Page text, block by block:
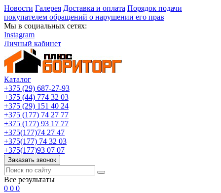
Новости Галерея Доставка и оплата Порядок подачи
покупателем обращений о нарушении его прав
Мы в социальных сетях:
Instagram
Личный кабинет
Каталог
+375 (29) 687-27-93
+375 (44) 774 32 03
+375 (29) 151 40 24
+375 (177) 74 27 77
+375 (177) 93 17 77
+375(177)74 27 47
+375(177) 74 32 03
+375(177)93 07 07
Заказать звонок
Все результаты
0 0 0